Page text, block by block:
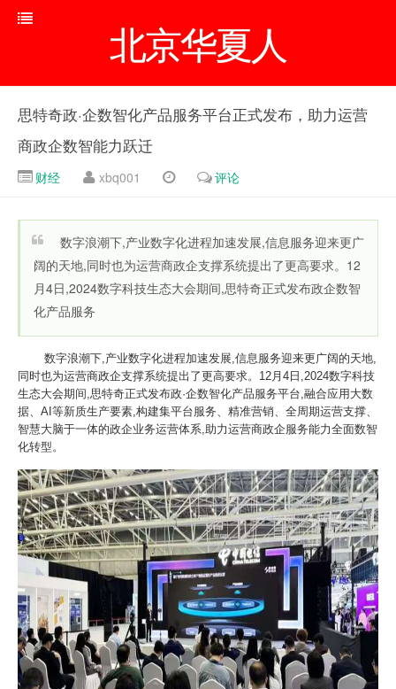
北京华夏人
思特奇政·企数智化产品服务平台正式发布，助力运营
商政企数智能力跃迁
财经 xbq001 评论
数字浪潮下,产业数字化进程加速发展,信息服务迎来更广
阔的天地,同时也为运营商政企支撑系统提出了更高要求。12
月4日,2024数字科技生态大会期间,思特奇正式发布政企数智
化产品服务
数字浪潮下,产业数字化进程加速发展,信息服务迎来更广阔的天地,
同时也为运营商政企支撑系统提出了更高要求。12月4日,2024数字科技
生态大会期间,思特奇正式发布政·企数智化产品服务平台,融合应用大数
据、AI等新质生产要素,构建集平台服务、精准营销、全周期运营支撑、
智慧大脑于一体的政企业务运营体系,助力运营商政企服务能力全面数智
化转型。